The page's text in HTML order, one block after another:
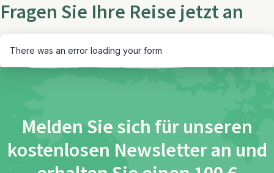
Fragen Sie Ihre Reise jetzt an
There was an error loading your form
Melden Sie sich für unseren
kostenlosen Newsletter an und